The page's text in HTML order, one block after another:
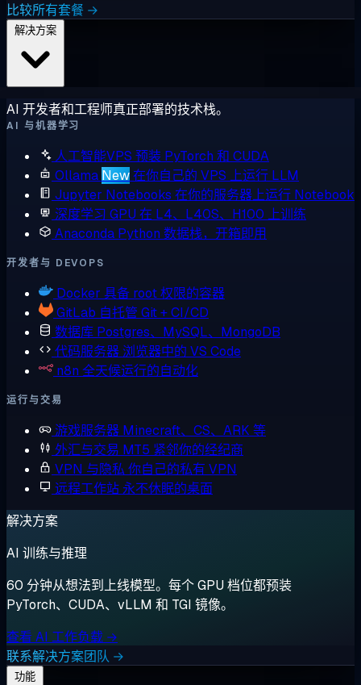
比较所有套餐 →
AI 开发者和工程师真正部署的技术栈。
AI 与机器学习
人工智能VPS 预装 PyTorch 和 CUDA
Ollama New在你自己的 VPS 上运行 LLM
Jupyter Notebooks 在你的服务器上运行 Notebook
深度学习 GPU 在 L4、L40S、H100 上训练
Anaconda Python 数据栈，开箱即用
开发者与 DEVOPS
Docker 具备 root 权限的容器
GitLab 自托管 Git + CI/CD
数据库 Postgres、MySQL、MongoDB
代码服务器 浏览器中的 VS Code
n8n 全天候运行的自动化
运行与交易
游戏服务器 Minecraft、CS、ARK 等
外汇与交易 MT5 紧邻你的经纪商
VPN 与隐私 你自己的私有 VPN
远程工作站 永不休眠的桌面
解决方案
AI 训练与推理
60 分钟从想法到上线模型。每个 GPU 档位都预装
PyTorch、CUDA、vLLM 和 TGI 镜像。
查看 AI 工作负载 →
联系解决方案团队 →